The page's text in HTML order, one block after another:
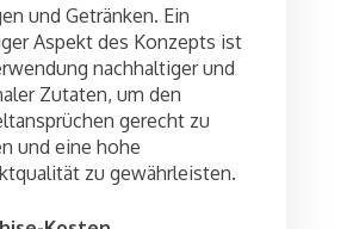
und Getränken. Ein
Aspekt des Konzepts ist
nachhaltiger und
Zutaten, um den
gerecht zu
und eine hohe
zu gewährleisten.